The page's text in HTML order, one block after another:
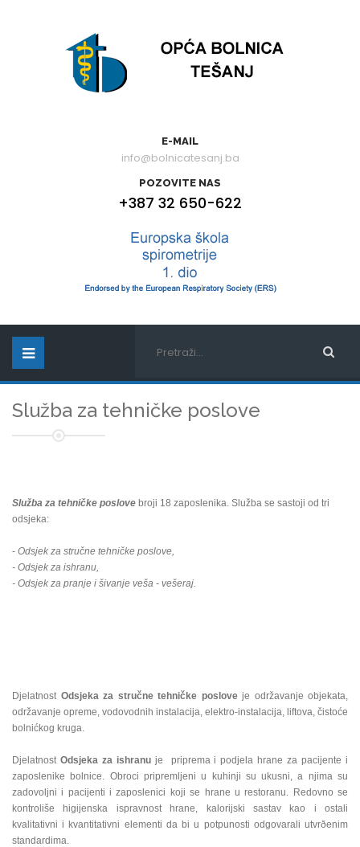
E-MAIL
info@bolnicatesanj.ba
POZOVITE NAS
+387 32 650-622
Služba za tehničke poslove
Služba za tehničke poslove broji 18 zaposlenika. Služba se sastoji od tri
odsjeka:
- Odsjek za stručne tehničke poslove,
- Odsjek za ishranu,
- Odsjek za pranje i šivanje veša - vešeraj.
Djelatnost Odsjeka za stručne tehničke posloveje održavanje objekata,
održavanje opreme, vodovodnih instalacija, elektro-instalacija, liftova, čistoće
bolnićkog kruga.
Djelatnost Odsjeka za ishranuje priprema i podjela hrane za pacijente i
zaposlenike bolnice. Obroci pripremljeni u kuhinji su ukusni, a njima su
zadovoljni i pacijenti i zaposlenici koji se hrane u restoranu. Redovno se
kontroliše higijenska ispravnost hrane, kalorijski sastav kao i ostali
kvalitativni i kvantitativni elementi da bi u potpunosti odgovarali utvrðenim
standardima.